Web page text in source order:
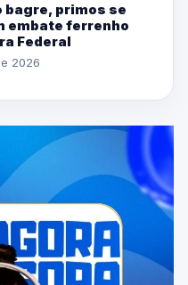
bagre, primos se
embate ferrenho
Federal
2026